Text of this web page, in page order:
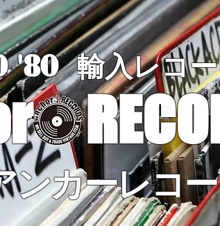
'80 輸入レコ
ンカーレコ